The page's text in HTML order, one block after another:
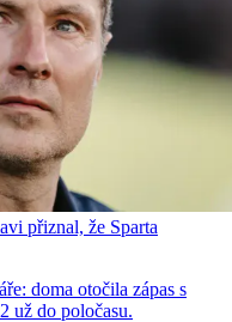
přiznal, že Sparta
doma otočila zápas s
už do poločasu.